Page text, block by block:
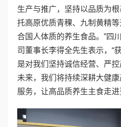
生产与推广，坚持以品质为
托高原优质青稞、九制黄精
合国人体质的养生食品。”四
司董事长李得全先生表示，“
是对我们坚持诚信经营、严控
未来，我们将持续深耕大健
服务，让高品质养生主食走进